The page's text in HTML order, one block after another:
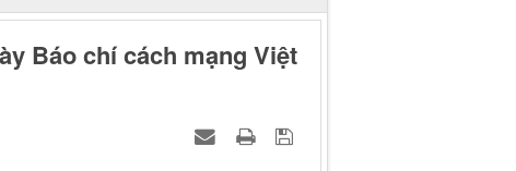
Báo chí cách mạng Việt